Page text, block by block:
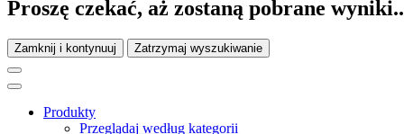
Proszę czekać, aż zostaną pobrane
Zamknij i kontynuuj Zatrzymaj wyszukiwanie
Produkty
Przeglądaj według kategorii